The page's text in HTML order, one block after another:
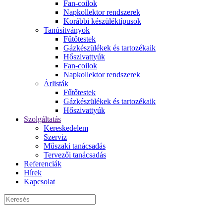
Fan-coilok
Napkollektor rendszerek
Korábbi készüléktípusok
Tanúsítványok
Fűtőtestek
Gázkészülékek és tartozékaik
Hőszivattyúk
Fan-coilok
Napkollektor rendszerek
Árlisták
Fűtőtestek
Gázkészülékek és tartozékaik
Hőszivattyúk
Szolgáltatás
Kereskedelem
Szerviz
Műszaki tanácsadás
Tervezői tanácsadás
Referenciák
Hírek
Kapcsolat